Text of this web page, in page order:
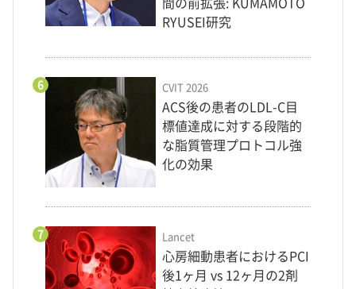
間の前拡張: KUMAMOTO
RYUSEI研究
6 CVIT 2026
ACS後の患者のLDL-C目
標値達成に対する段階的
な脂質管理プロトコル強
化の効果
7 Lancet
心房細動患者におけるPCI
後1ヶ月 vs 12ヶ月の2剤